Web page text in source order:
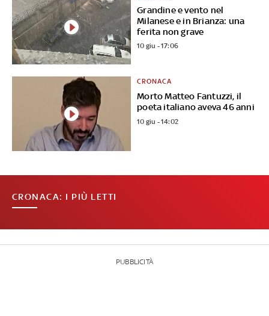
Grandine e vento nel
Milanese e in Brianza: una
ferita non grave
10 giu - 17:06
Morto Matteo Fantuzzi, il
poeta italiano aveva 46 anni
CRONACA
10 giu - 14:02
CRONACA: I PIÙ LETTI
PUBBLICITÀ